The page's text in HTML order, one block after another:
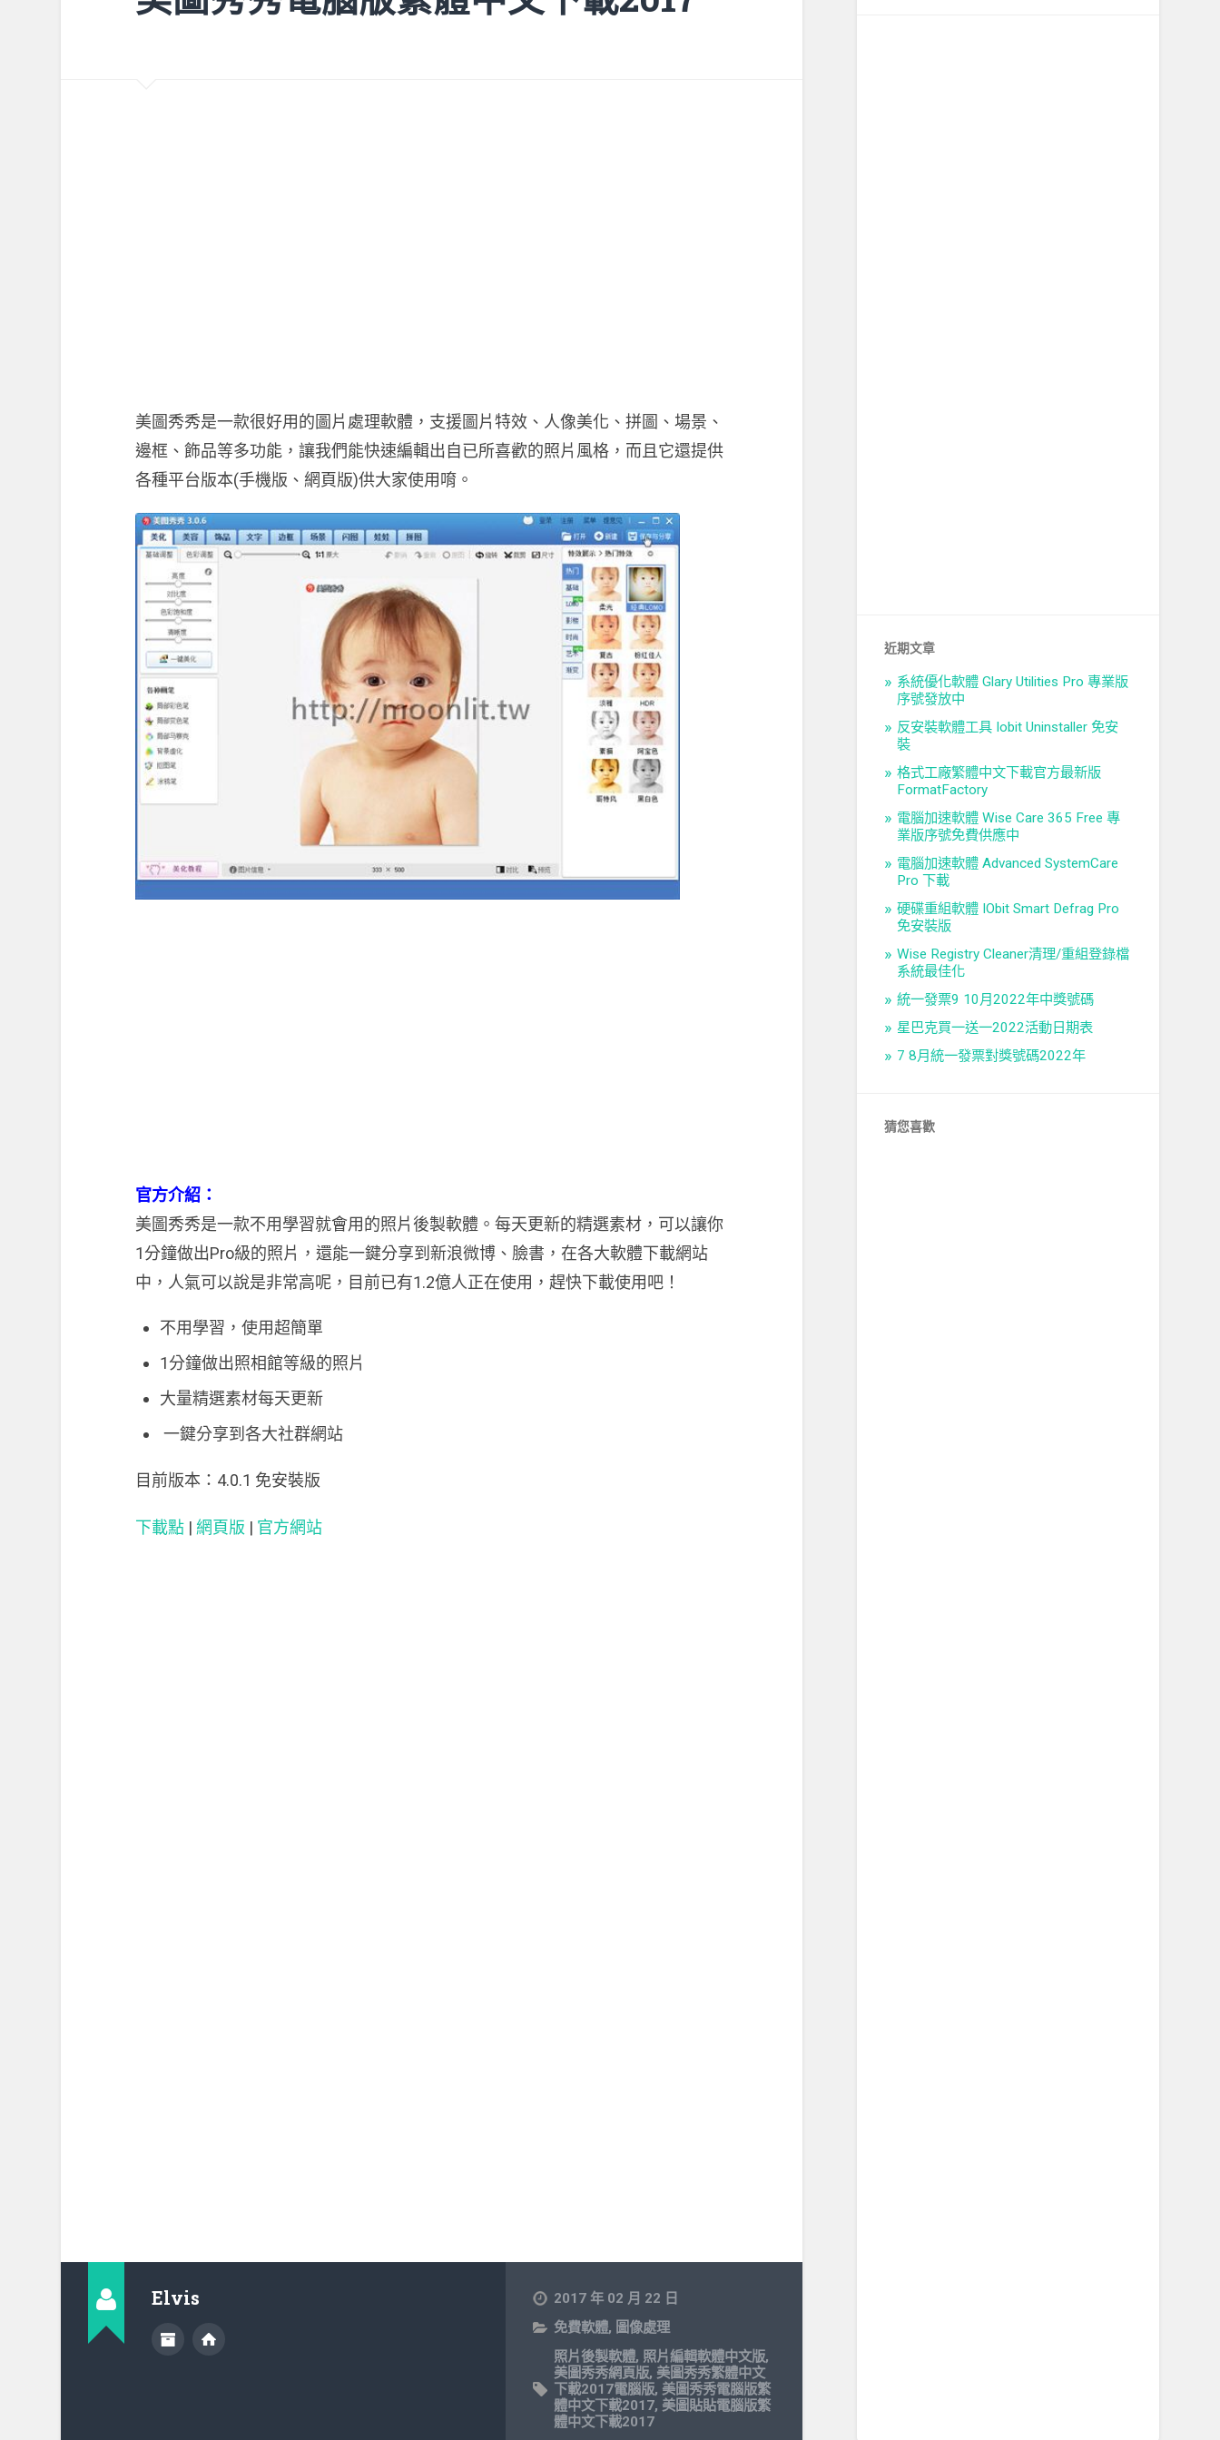
美圖秀秀是一款很好用的圖片處理軟體，支援圖片特效、人像美化、拼圖、場景、
邊框、飾品等多功能，讓我們能快速編輯出自已所喜歡的照片風格，而且它還提供
各種平台版本(手機版、網頁版)供大家使用唷。
官方介紹：
美圖秀秀是一款不用學習就會用的照片後製軟體。每天更新的精選素材，可以讓你
1分鐘做出Pro級的照片，還能一鍵分享到新浪微博、臉書，在各大軟體下載網站
中，人氣可以說是非常高呢，目前已有1.2億人正在使用，趕快下載使用吧！
不用學習，使用超簡單
1分鐘做出照相館等級的照片
大量精選素材每天更新
一鍵分享到各大社群網站
目前版本：4.0.1 免安裝版
下載點| 網頁版 | 官方網站
Elvis
2017 年 02 月 22 日
免費軟體, 圖像處理
照片後製軟體, 照片編輯軟體中文版,
美圖秀秀網頁版, 美圖秀秀繁體中文
下載2017電腦版, 美圖秀秀電腦版繁
體中文下載2017, 美圖貼貼電腦版繁
體中文下載2017
近期文章
系統優化軟體 Glary Utilities Pro 專業版
序號發放中
反安裝軟體工具 Iobit Uninstaller 免安
裝
格式工廠繁體中文下載官方最新版
FormatFactory
電腦加速軟體 Wise Care 365 Free 專
業版序號免費供應中
電腦加速軟體 Advanced SystemCare
Pro 下載
硬碟重組軟體 IObit Smart Defrag Pro
免安裝版
Wise Registry Cleaner清理/重組登錄檔
系統最佳化
統一發票9 10月2022年中獎號碼
星巴克買一送一2022活動日期表
7 8月統一發票對獎號碼2022年
猜您喜歡